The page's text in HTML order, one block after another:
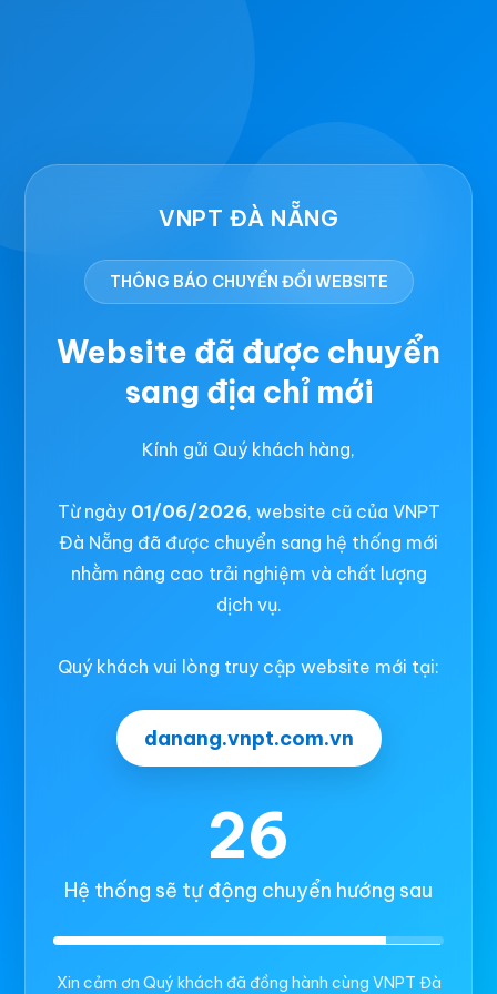
VNPT ĐÀ NẴNG
THÔNG BÁO CHUYỂN ĐỔI WEBSITE
Website đã được chuyển
sang địa chỉ mới
Kính gửi Quý khách hàng,
Từ ngày 01/06/2026, website cũ của VNPT
Đà Nẵng đã được chuyển sang hệ thống mới
nhằm nâng cao trải nghiệm và chất lượng
dịch vụ.
Quý khách vui lòng truy cập website mới tại:
danang.vnpt.com.vn
26
Hệ thống sẽ tự động chuyển hướng sau
Xin cảm ơn Quý khách đã đồng hành cùng VNPT Đà